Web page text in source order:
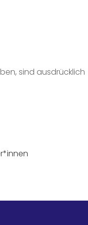
sind ausdrücklich